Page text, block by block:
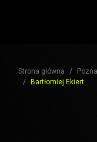
Strona główna
Bartłomiej Ekiert